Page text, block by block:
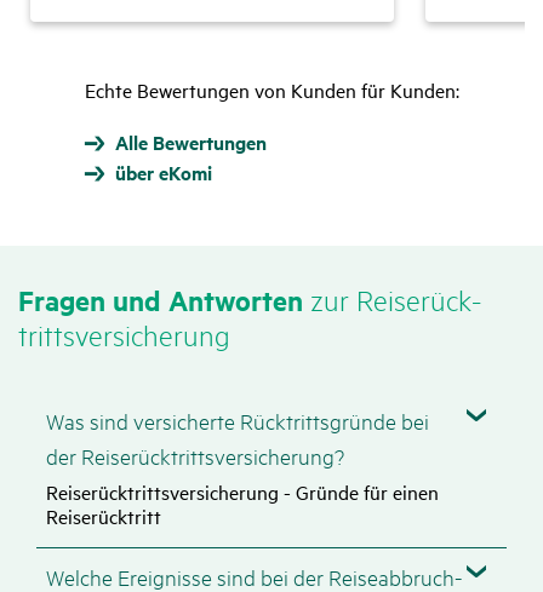
Echte Bewertungen von Kunden für Kunden:
Alle Bewertungen
über eKomi
Fragen und Antworten zur Reise­rück­
tritts­ver­si­che­rung
Was sind versi­cherte Rück­tritts­gründe bei
der Reise­rück­tritts­ver­si­che­rung?
Reiserücktrittsversicherung - Gründe für einen
Reiserücktritt
Welche Ereig­nisse sind bei der Reise­ab­bruch-